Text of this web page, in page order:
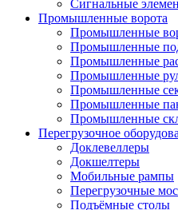
Сигнальные
Промышленные ворота
Промышленные
Промышленные
Промышленные
Промышленные
Промышленные
Промышленные
Промышленные
Перегрузочное
Доклевеллеры
Докшелтеры
Мобильные рампы
Перегрузочные
Подъёмные столы